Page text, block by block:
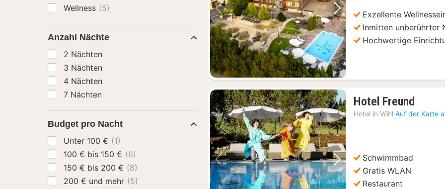
Vorheriges Bild Nächstes Bild
Exzellente
Inmitten unberührter
Hochwertige
Vorheriges Bild Nächstes Bild
Hotel Freund
Nacht
Hotel in Vöhl Auf der Karte
Schwimmbad
Gratis WLAN
Restaurant
Wellness (5)
Anzahl Nächte
2 Nächten
3 Nächten
4 Nächten
7 Nächten
Budget pro Nacht
Unter 100 € (1)
100 € bis 150 € (6)
150 € bis 200 € (8)
200 € und mehr (5)